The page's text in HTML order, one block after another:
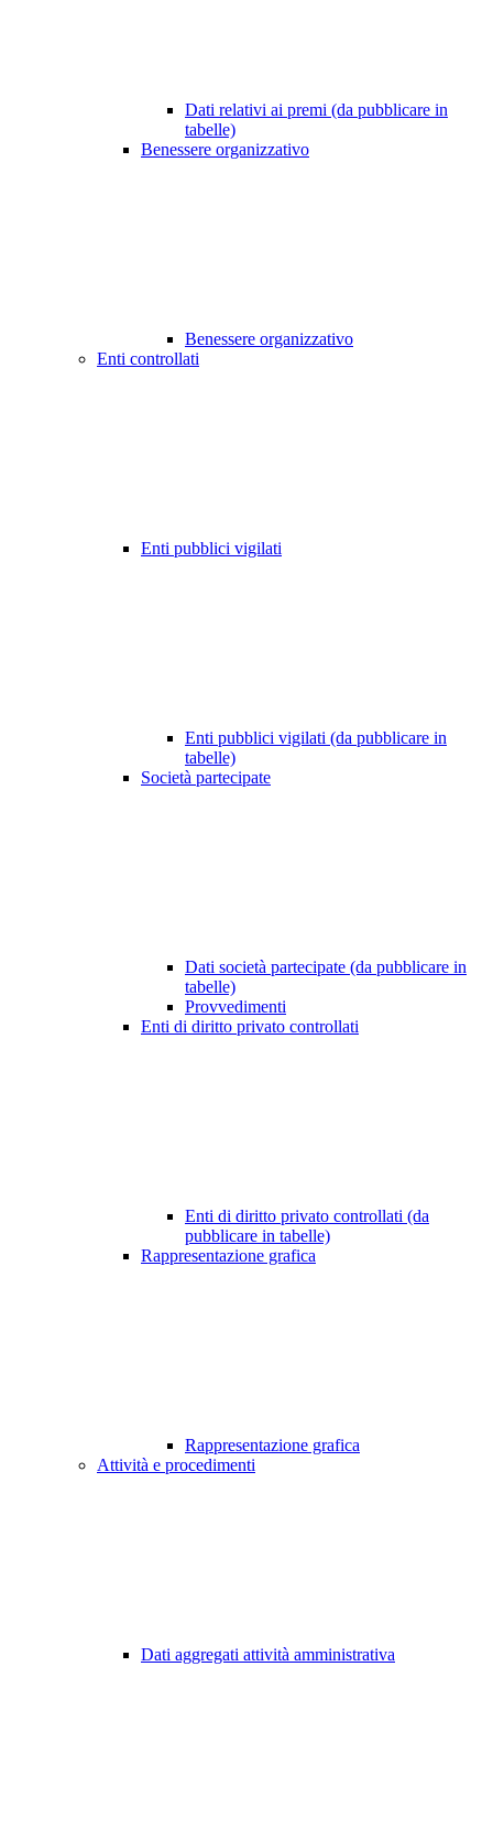
Dati relativi ai premi (da pubblicare in
tabelle)
Benessere organizzativo
Benessere organizzativo
Enti controllati
Enti pubblici vigilati
Enti pubblici vigilati (da pubblicare in
tabelle)
Società partecipate
Dati società partecipate (da pubblicare in
tabelle)
Provvedimenti
Enti di diritto privato controllati
Enti di diritto privato controllati (da
pubblicare in tabelle)
Rappresentazione grafica
Rappresentazione grafica
Attività e procedimenti
Dati aggregati attività amministrativa